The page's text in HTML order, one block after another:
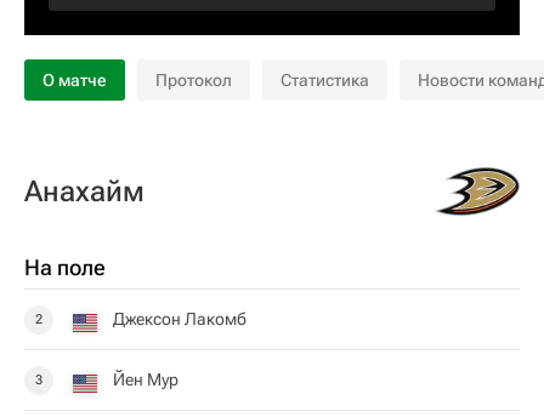
О матче Протокол Статистика Новости
Анахайм
На поле
2 Джексон Лакомб
3 Йен Мур